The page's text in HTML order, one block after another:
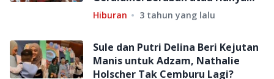
Tema Acara?
Hiburan 3 tahun yang lalu
Sule dan Putri Delina Beri Kejutan
Manis untuk Adzam, Nathalie
Holscher Tak Cemburu Lagi?